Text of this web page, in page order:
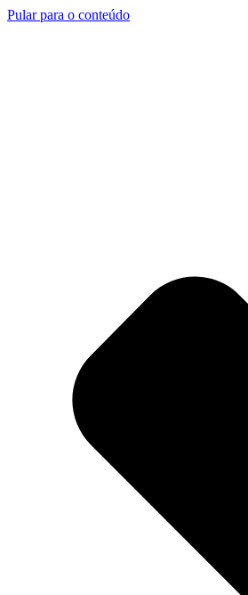
Pular para o conteúdo